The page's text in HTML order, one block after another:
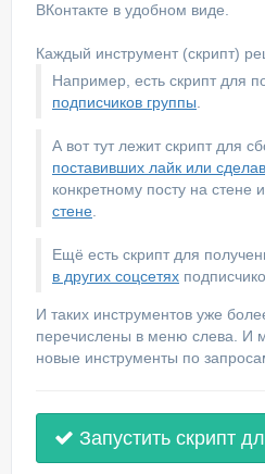
ВКонтакте в удобном виде.
Каждый инструмент (скрипт)
Например, есть скрипт для
подписчиков группы
А вот тут лежит скрипт для
поставивших лайк или
конкретному посту на стене
стене
Ещё есть скрипт для
в других соцсетях
И таких инструментов уже
перечислены в меню слева. И
новые инструменты по
Запустить скрипт